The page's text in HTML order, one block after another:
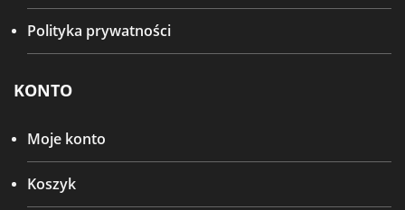
Polityka prywatności
KONTO
Moje konto
Koszyk